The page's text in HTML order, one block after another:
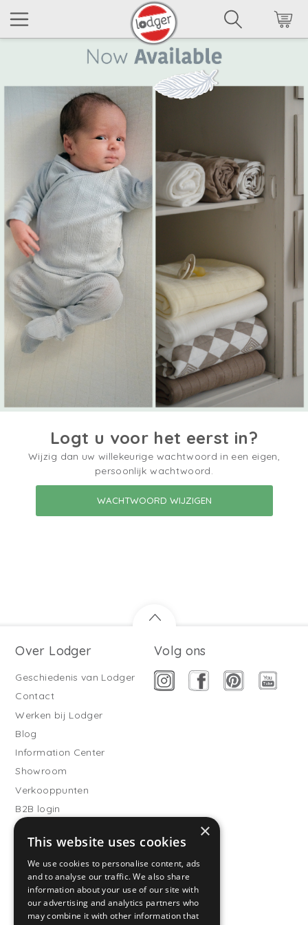
Logt u voor het eerst in?
Wijzig dan uw willekeurige wachtwoord in een eigen,
persoonlijk wachtwoord.
Over Lodger
Geschiedenis van Lodger
Contact
Werken bij Lodger
Blog
Information Center
Showroom
Verkooppunten
B2B login
Buitenslaapzakken
Word verkooppartner
Klantenservice
Veelgestelde vragen
Verzending
Volg ons
×
This website uses cookies
We use cookies to personalise content, ads
and to analyse our traffic. We also share
information about your use of our site with
our advertising and analytics partners who
may combine it with other information that